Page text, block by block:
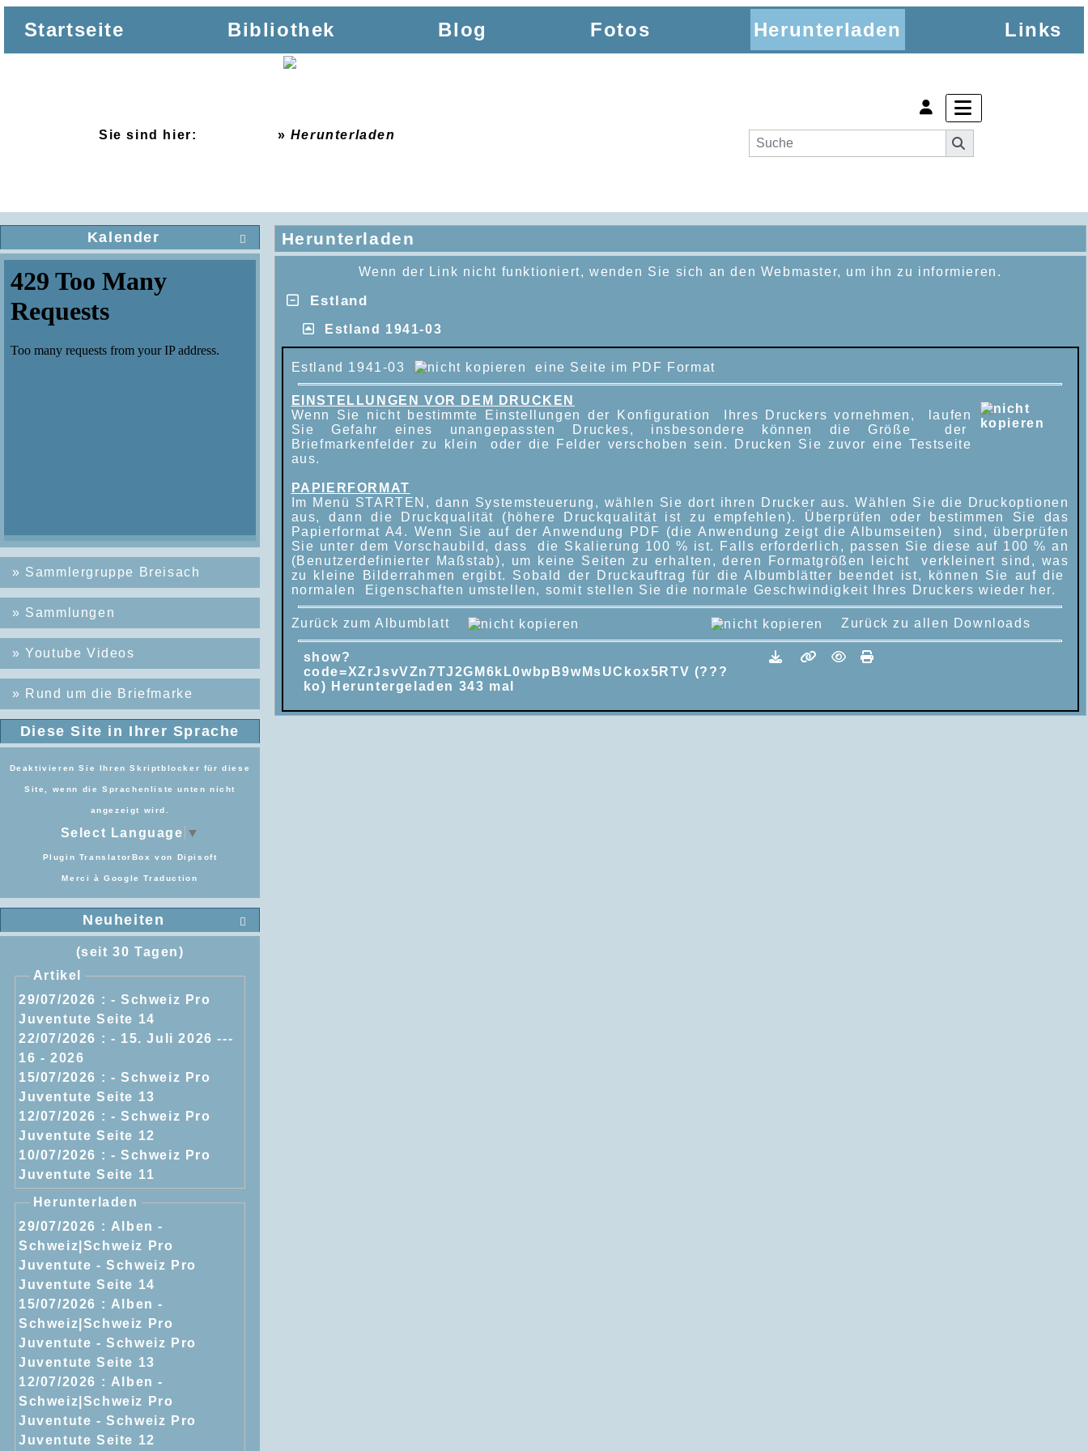
Startseite Bibliothek Blog Fotos Herunterladen Links
Sie sind hier: » Herunterladen

Kalender
» Sammlergruppe Breisach
» Sammlungen
»Youtube Videos
» Rund um die Briefmarke
Diese Site in Ihrer Sprache
Deaktivieren Sie Ihren Skriptblocker für diese
Site, wenn die Sprachenliste unten nicht
angezeigt wird.
Select Language ▼
Plugin TranslatorBox von Dipisoft
Merci àGoogle Traduction

Neuheiten
(seit 30 Tagen)
Artikel
29/07/2026 : - Schweiz Pro
Juventute Seite 14
22/07/2026 : - 15. Juli 2026 ---
16 - 2026
15/07/2026 : - Schweiz Pro
Juventute Seite 13
12/07/2026 : - Schweiz Pro
Juventute Seite 12
10/07/2026 : - Schweiz Pro
Juventute Seite 11
Herunterladen
29/07/2026 : Alben -
Schweiz|Schweiz Pro
Juventute - Schweiz Pro
Juventute Seite 14
15/07/2026 : Alben -
Schweiz|Schweiz Pro
Juventute - Schweiz Pro
Juventute Seite 13
12/07/2026 : Alben -
Schweiz|Schweiz Pro
Juventute - Schweiz Pro
Juventute Seite 12
Herunterladen
Wenn der Link nicht funktioniert, wenden Sie sich an den Webmaster, um ihn zu informieren.
Estland
Estland 1941-03
Estland 1941-03 eine Seite im PDF Format
EINSTELLUNGEN VOR DEM DRUCKEN
Wenn Sie nicht bestimmte Einstellungen der Konfiguration Ihres Druckers vornehmen, laufen
Sie Gefahr eines unangepassten Druckes, insbesondere können die Größe der
Briefmarkenfelder zu klein oder die Felder verschoben sein. Drucken Sie zuvor eine Testseite
aus.
PAPIERFORMAT
Im Menü STARTEN, dann Systemsteuerung, wählen Sie dort ihren Drucker aus. Wählen Sie die Druckoptionen
aus, dann die Druckqualität (höhere Druckqualität ist zu empfehlen). Überprüfen oder bestimmen Sie das
Papierformat A4. Wenn Sie auf der Anwendung PDF (die Anwendung zeigt die Albumseiten) sind, überprüfen
Sie unter dem Vorschaubild, dass die Skalierung 100 % ist. Falls erforderlich, passen Sie diese auf 100 % an
(Benutzerdefinierter Maßstab), um keine Seiten zu erhalten, deren Formatgrößen leicht verkleinert sind, was
zu kleine Bilderrahmen ergibt. Sobald der Druckauftrag für die Albumblätter beendet ist, können Sie auf die
normalen Eigenschaften umstellen, somit stellen Sie die normale Geschwindigkeit Ihres Druckers wieder her.
Zurück zum Albumblatt Zurück zu allen Downloads
show?
code=XZrJsvVZn7TJ2GM6kL0wbpB9wMsUCkox5RTV (???
ko) Heruntergeladen 343 mal